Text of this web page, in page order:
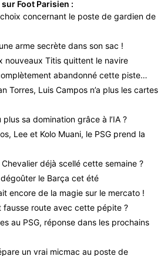
Foot Parisien :
choix concernant le poste de gardien de
arme secrète dans son sac !
nouveaux Titis quittent le navire
abandonné cette piste…
Torres, Luis Campos n’a plus les cartes
plus sa domination grâce à l’IA ?
Lee et Kolo Muani, le PSG prend la
Chevalier déjà scellé cette semaine ?
le Barça cet été
encore de la magie sur le mercato !
fausse route avec cette pépite ?
au PSG, réponse dans les prochains
un vrai micmac au poste de